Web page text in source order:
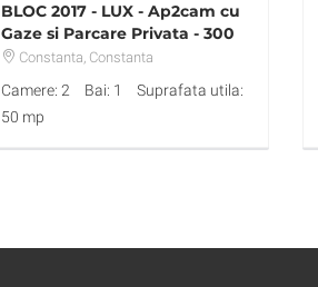
BLOC 2017 - LUX - Ap2cam cu
Gaze si Parcare Privata - 300
euroConstanta, Constanta
Camere: 2 Bai: 1
Suprafata utila:
50 mp